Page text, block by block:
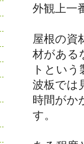
外観上一
屋根の資
材がある
トとい
波板では
時間がか
す。